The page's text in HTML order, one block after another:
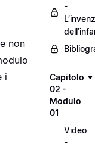
non
i
-
Capitolo
02 -
Modulo
01
Video